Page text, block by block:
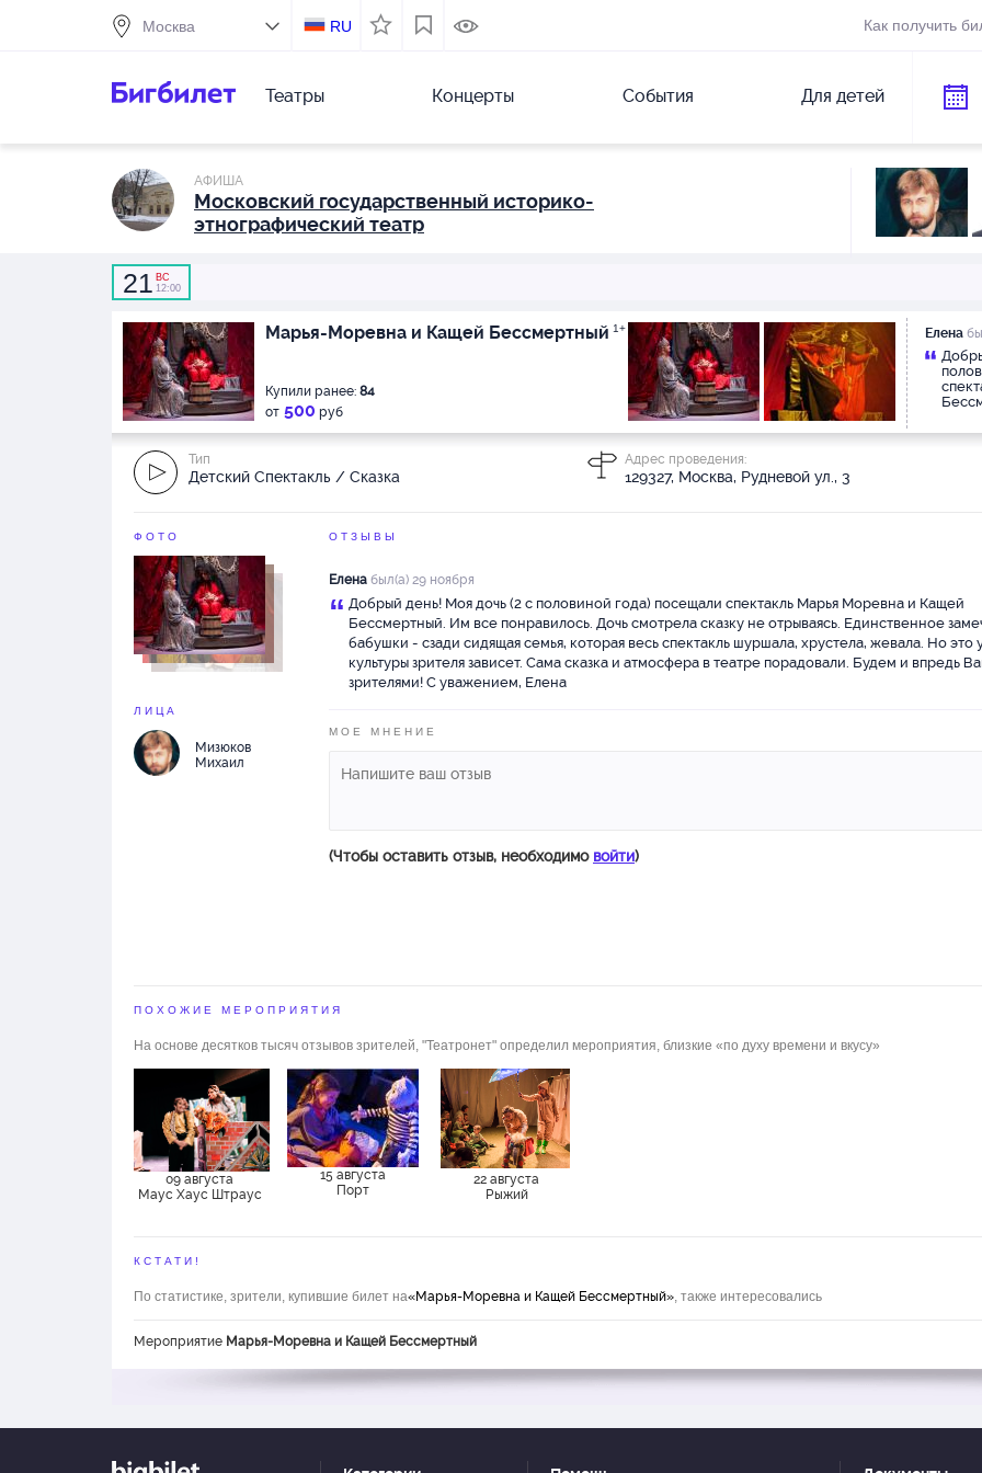
RU Как получить
Театры Концерты События Для детей
АФИША
Московский государственный историко-
этнографический театр
21 ВС
12:00
Марья-Моревна и Кащей Бессмертный 1+
Купили ранее: 84
от 500 руб
Елена
Тип
Детский Спектакль / Сказка
Адрес проведения:
129327, Москва, Рудневой ул., 3
ФОТО
ЛИЦА
Мизюков
Михаил
ОТЗЫВЫ
Елена был(а) 29 ноября
“ Добрый день! Моя дочь (2 с половиной года) посещали спектакль Марья Моревна и Кащей
Бессмертный. Им все понравилось. Дочь смотрела сказку не отрываясь. Единственное
бабушки - сзади сидящая семья, которая весь спектакль шуршала, хрустела, жевала. Но это
культуры зрителя зависет. Сама сказка и атмосфера в театре порадовали. Будем и впредь
зрителями! С уважением, Елена
МОЕ МНЕНИЕ
(Чтобы оставить отзыв, необходимо войти)
ПОХОЖИЕ МЕРОПРИЯТИЯ
На основе десятков тысяч отзывов зрителей, "Театронет" определил мероприятия, близкие «по духу времени и вкусу»
09 августа
Маус Хаус Штраус
15 августа
Порт
22 августа
Рыжий
КСТАТИ!
По статистике, зрители, купившие билет на«Марья-Моревна и Кащей Бессмертный», также интересовались
Мероприятие Марья-Моревна и Кащей Бессмертный